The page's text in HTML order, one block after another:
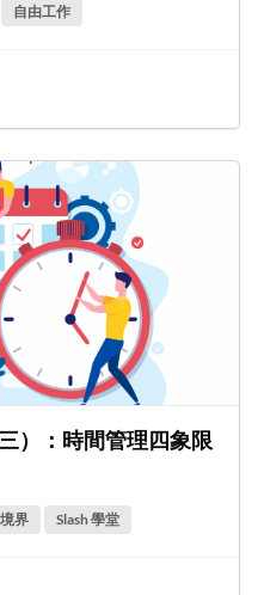
自由工作
）：時間管理四象限
界 Slash 學堂